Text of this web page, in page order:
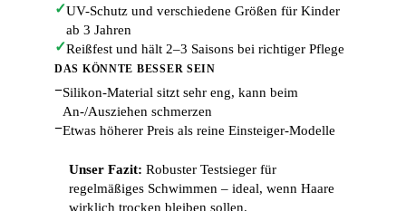
✓UV-Schutz und verschiedene Größen für Kinder
ab 3 Jahren
✓Reißfest und hält 2–3 Saisons bei richtiger Pflege
DAS KÖNNTE BESSER SEIN
−Silikon-Material sitzt sehr eng, kann beim
An-/Ausziehen schmerzen
−Etwas höherer Preis als reine Einsteiger-Modelle
Unser Fazit: Robuster Testsieger für
regelmäßiges Schwimmen – ideal, wenn Haare
wirklich trocken bleiben sollen.